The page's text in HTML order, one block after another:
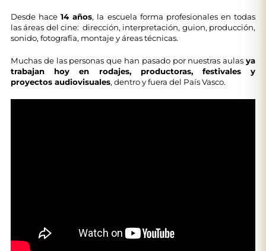
Desde hace14 años, la escuela forma profesionales en todas
las áreas del cine: dirección, interpretación, guion, producción,
sonido, fotografía, montaje y áreas técnicas.
Muchas de las personas que han pasado por nuestras aulas ya
trabajan hoy en rodajes, productoras, festivales y
proyectos audiovisuales, dentro y fuera del País Vasco.